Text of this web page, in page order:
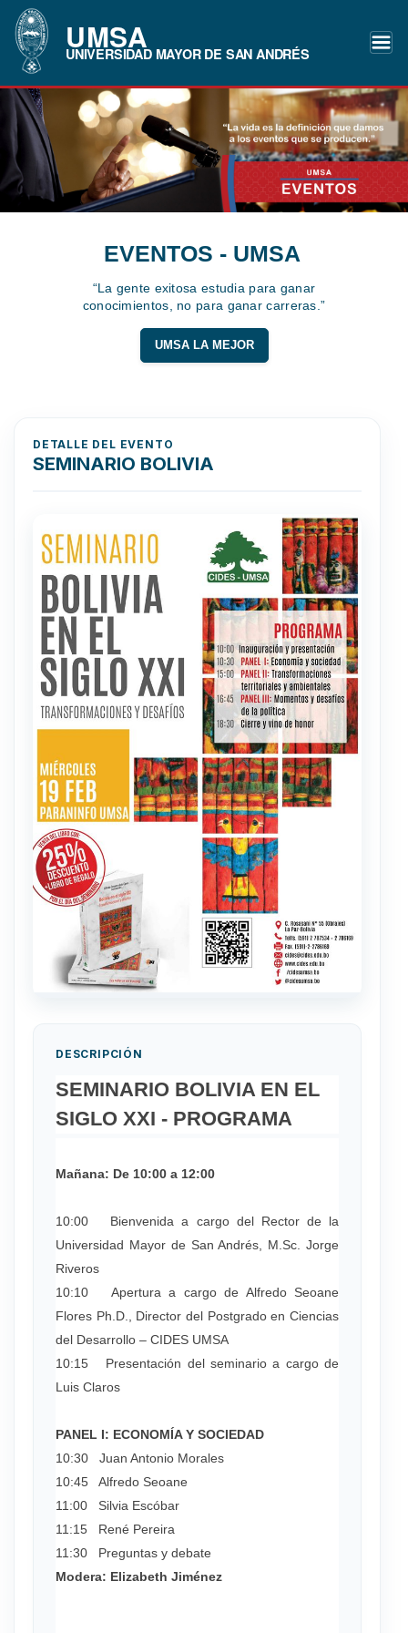
UMSA
UNIVERSIDAD MAYOR DE SAN ANDRÉS
EVENTOS - UMSA
“La gente exitosa estudia para ganar
conocimientos, no para ganar carreras.”
UMSA LA MEJOR
DETALLE DEL EVENTO
SEMINARIO BOLIVIA
DESCRIPCIÓN
SEMINARIO BOLIVIA EN EL
SIGLO XXI - PROGRAMA
Mañana: De 10:00 a 12:00
10:00 Bienvenida a cargo del Rector de la
Universidad Mayor de San Andrés, M.Sc. Jorge
Riveros
10:10 Apertura a cargo de Alfredo Seoane
Flores Ph.D., Director del Postgrado en Ciencias
del Desarrollo – CIDES UMSA
10:15 Presentación del seminario a cargo de
Luis Claros
PANEL I: ECONOMÍA Y SOCIEDAD
10:30 Juan Antonio Morales
10:45 Alfredo Seoane
11:00 Silvia Escóbar
11:15 René Pereira
11:30 Preguntas y debate
Modera: Elizabeth Jiménez